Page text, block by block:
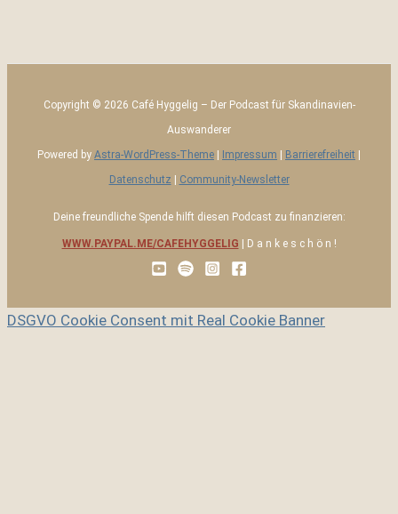
Copyright © 2026 Café Hyggelig – Der Podcast für Skandinavien-
Auswanderer
Powered by Astra-WordPress-Theme Impressum Barrierefreiheit
Datenschutz
Community-Newsletter
Deine freundliche Spende hilft diesen Podcast zu finanzieren:
WWW.PAYPAL.ME/CAFEHYGGELIG | D a n k e s c h ö n !
DSGVO Cookie Consent mit Real Cookie Banner